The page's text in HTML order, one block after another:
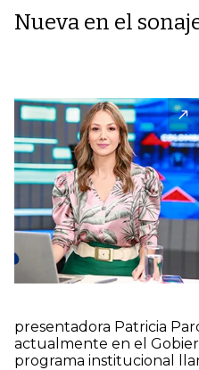
Nueva en el
presentadora Patricia
actualmente en el
programa institucional